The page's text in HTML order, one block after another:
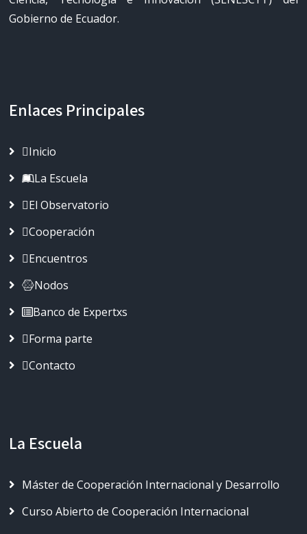
Gobierno de Ecuador.
Enlaces Principales
Inicio
La Escuela
El Observatorio
Cooperación
Encuentros
Nodos
Banco de Expertxs
Forma parte
Contacto
La Escuela
Máster de Cooperación Internacional y Desarrollo
Curso Abierto de Cooperación Internacional